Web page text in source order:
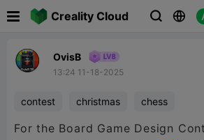
Creality Cloud  
OvisB
13:24 11-18-2025
contest christmas chess
For the Board Game Design